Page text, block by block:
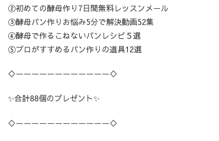
②初めての酵母作り7日間無料レッスンメール
③酵母パン作りお悩み5分で解決動画52集
④酵母で作るこねないパンレシピ５選
⑤プロがすすめるパン作りの道具12選
♢ーーーーーーーーーーーー♢
✨合計88個のプレゼント✨
♢ーーーーーーーーーーーー♢